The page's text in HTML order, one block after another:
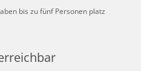
bis zu fünf Personen platz